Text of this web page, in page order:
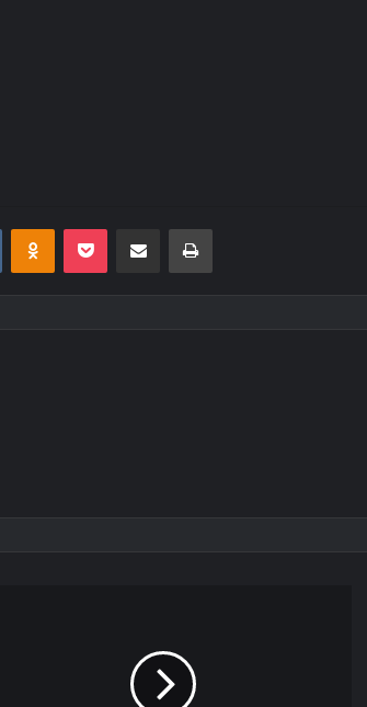
VKontakteOdnoklassniki
Pocket E-Posta ile paylaş Yazdır